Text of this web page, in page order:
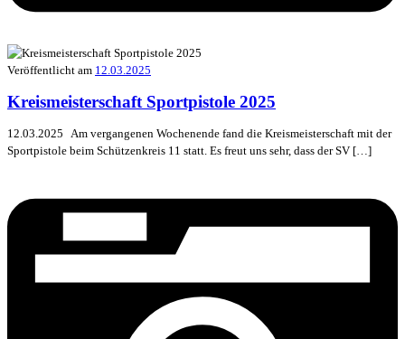
Veröffentlicht am 12.03.2025
Kreismeisterschaft Sportpistole 2025
12.03.2025 Am vergangenen Wochenende fand die Kreismeisterschaft mit der
Sportpistole beim Schützenkreis 11 statt. Es freut uns sehr, dass der SV […]